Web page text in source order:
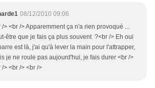
08/12/2010 09:06
/> <br /> Apparemment ça n'a rien provoqué ...
être que je fais ça plus souvent ?<br /> Eh oui
est là, j'ai qu'à lever la main pour l'attrapper,
je ne roule pas aujourd'hui, je fais durer <br />
/> <br /> <br />